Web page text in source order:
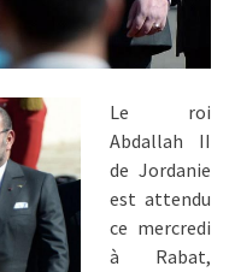
Le roi
Abdallah II
de Jordanie
est attendu
ce mercredi
à Rabat,